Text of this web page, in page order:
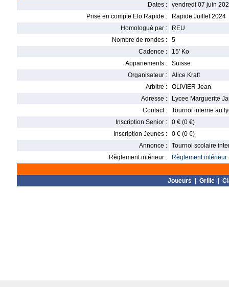
Dates :
vendredi 07 juin
Prise en compte Elo Rapide :
Rapide Juillet 2024
Homologué par :
REU
Nombre de rondes :
5
Cadence :
15' Ko
Appariements :
Suisse
Organisateur :
Alice Kraft
Arbitre :
OLIVIER Jean
Adresse :
Lycee Marguerite
Contact :
Tournoi interne au
Inscription Senior :
0 € (0 €)
Inscription Jeunes :
0 € (0 €)
Annonce :
Tournoi scolaire
Règlement intérieur :
Règlement intérieur
Joueurs Grille|